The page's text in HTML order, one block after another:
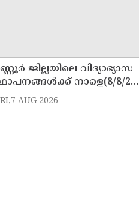
ജില്ലയിലെ വിദ്യാഭ്യാസ
നാളെ(8/8/26)
പ്രഖ്യാപിച്ചു
AUG 2026